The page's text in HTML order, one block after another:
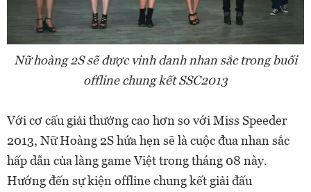
Nữ hoàng 2S sẽ được vinh danh nhan sắc trong buổi
offline chung kết SSC2013
Với cơ cấu giải thưởng cao hơn so với Miss Speeder
2013, Nữ Hoàng 2S hứa hẹn sẽ là cuộc đua nhan sắc
hấp dẫn của làng game Việt trong tháng 08 này.
Hướng đến sự kiện offline chung kết giải đấu